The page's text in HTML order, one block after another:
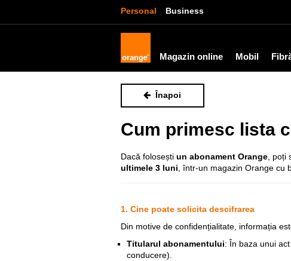
Personal Business
Magazin online Mobil
Înapoi
Cum primesc lista
Dacă folosești un abonament Orange ,
ultimele 3 luni , într-un magazin Orange cu
1. Cine poate solicita descifrarea
Din motive de confidențialitate, informația
Titularul abonamentului: În baza unui
conducere).